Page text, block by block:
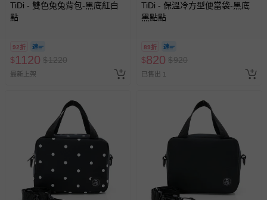
TiDi - 雙色兔兔背包-黑底紅白
點
92折
$1120 $1220
最新上架
TiDi - 保溫冷方型便當袋-黑底
黑點點
89折
$820 $920
已售出 1